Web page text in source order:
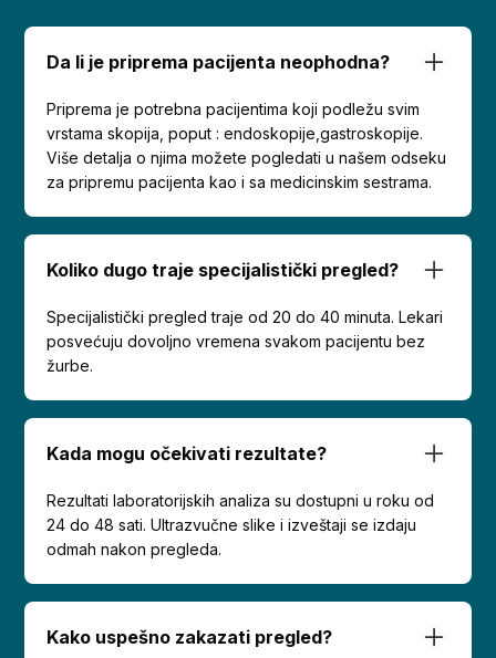
Da li je priprema pacijenta neophodna?
Priprema je potrebna pacijentima koji podležu svim
vrstama skopija, poput : endoskopije,gastroskopije.
Više detalja o njima možete pogledati u našem odseku
za pripremu pacijenta kao i sa medicinskim sestrama.
Koliko dugo traje specijalistički pregled?
Specijalistički pregled traje od 20 do 40 minuta. Lekari
posvećuju dovoljno vremena svakom pacijentu bez
žurbe.
Kada mogu očekivati rezultate?
Rezultati laboratorijskih analiza su dostupni u roku od
24 do 48 sati. Ultrazvučne slike i izveštaji se izdaju
odmah nakon pregleda.
Kako uspešno zakazati pregled?